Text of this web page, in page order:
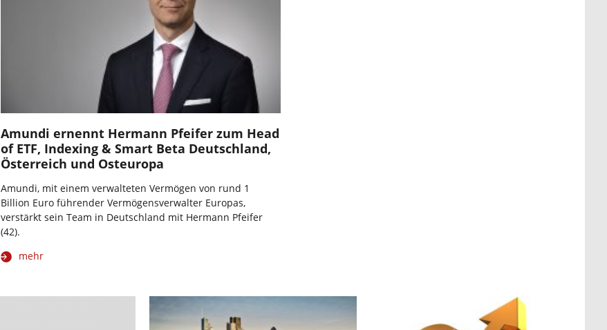
Amundi ernennt Hermann Pfeifer zum Head
of ETF, Indexing & Smart Beta Deutschland,
Österreich und Osteuropa
Amundi, mit einem verwalteten Vermögen von rund 1
Billion Euro führender Vermögensverwalter Europas,
verstärkt sein Team in Deutschland mit Hermann Pfeifer
(42).
mehr